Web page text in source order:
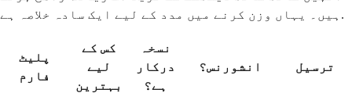
ہیں۔ یہاں وزن کرنے میں مدد کے لیے ایک سادہ خلاصہ ہے.
پلیٹ
فارم
کس کے
لیے
بہترین
نسخہ
درکار
ہے؟
انشورنس؟ ترسیل